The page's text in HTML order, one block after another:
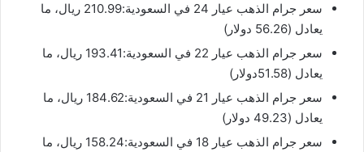
سعر جرام الذهب عيار 24 في السعودية:210.99 ريال، ما
يعادل (56.26 دولار)
سعر جرام الذهب عيار 22 في السعودية:193.41 ريال، ما
يعادل (51.58دولار)
سعر جرام الذهب عيار 21 في السعودية:184.62 ريال، ما
يعادل (49.23 دولار)
سعر جرام الذهب عيار 18 في السعودية:158.24 ريال، ما